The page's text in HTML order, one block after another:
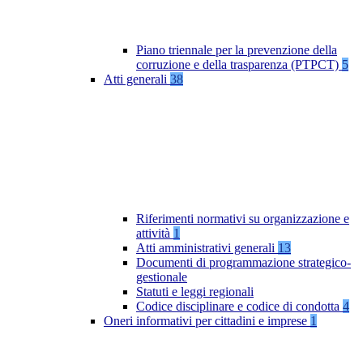
Piano triennale per la prevenzione della
corruzione e della trasparenza (PTPCT) 5
Atti generali 38
Riferimenti normativi su organizzazione e
attività 1
Atti amministrativi generali 13
Documenti di programmazione strategico-
gestionale
Statuti e leggi regionali
Codice disciplinare e codice di condotta 4
Oneri informativi per cittadini e imprese 1